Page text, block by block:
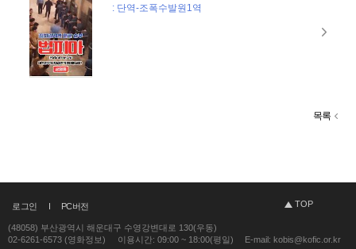
: 단역-조폭수발원1역
목록
로그인 PC버전 TOP
(48058) 부산광역시 해운대구 수영강변대로 130(우동)
02-6261-6573 (영화정보)
이용시간: 09:00 ~ 18:00(평일) E-mail: kobis@kofic.or.kr